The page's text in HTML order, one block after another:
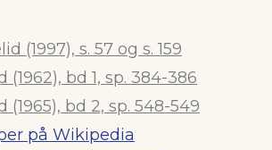
(1997), s. 57 og s. 159
(1962), bd 1, sp. 384-386
(1965), bd 2, sp. 548-549
på Wikipedia